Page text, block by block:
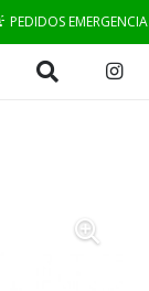
PEDIDOS EMERGENCIA